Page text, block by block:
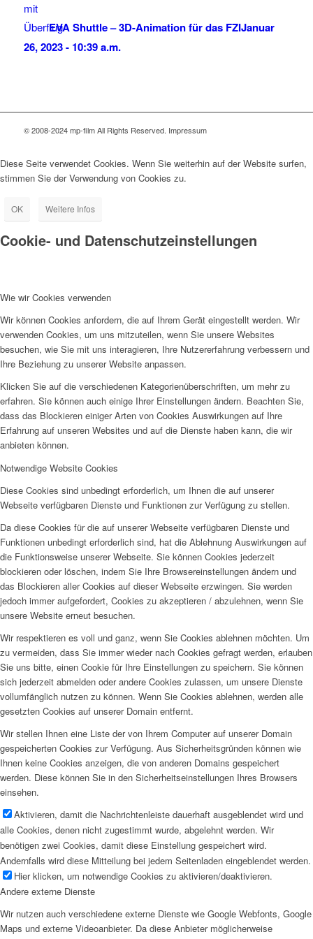
EVA Shuttle – 3D-Animation für das FZIJanuar
26, 2023 - 10:39 a.m.
© 2008-2024 mp-film All Rights Reserved. Impressum
Diese Seite verwendet Cookies. Wenn Sie weiterhin auf der Website surfen,
stimmen Sie der Verwendung von Cookies zu.
OK Weitere Infos
Cookie- und Datenschutzeinstellungen
Wie wir Cookies verwenden
Wir können Cookies anfordern, die auf Ihrem Gerät eingestellt werden. Wir
verwenden Cookies, um uns mitzuteilen, wenn Sie unsere Websites
besuchen, wie Sie mit uns interagieren, Ihre Nutzererfahrung verbessern und
Ihre Beziehung zu unserer Website anpassen.
Klicken Sie auf die verschiedenen Kategorienüberschriften, um mehr zu
erfahren. Sie können auch einige Ihrer Einstellungen ändern. Beachten Sie,
dass das Blockieren einiger Arten von Cookies Auswirkungen auf Ihre
Erfahrung auf unseren Websites und auf die Dienste haben kann, die wir
anbieten können.
Notwendige Website Cookies
Diese Cookies sind unbedingt erforderlich, um Ihnen die auf unserer
Webseite verfügbaren Dienste und Funktionen zur Verfügung zu stellen.
Da diese Cookies für die auf unserer Webseite verfügbaren Dienste und
Funktionen unbedingt erforderlich sind, hat die Ablehnung Auswirkungen auf
die Funktionsweise unserer Webseite. Sie können Cookies jederzeit
blockieren oder löschen, indem Sie Ihre Browsereinstellungen ändern und
das Blockieren aller Cookies auf dieser Webseite erzwingen. Sie werden
jedoch immer aufgefordert, Cookies zu akzeptieren / abzulehnen, wenn Sie
unsere Website erneut besuchen.
Wir respektieren es voll und ganz, wenn Sie Cookies ablehnen möchten. Um
zu vermeiden, dass Sie immer wieder nach Cookies gefragt werden, erlauben
Sie uns bitte, einen Cookie für Ihre Einstellungen zu speichern. Sie können
sich jederzeit abmelden oder andere Cookies zulassen, um unsere Dienste
vollumfänglich nutzen zu können. Wenn Sie Cookies ablehnen, werden alle
gesetzten Cookies auf unserer Domain entfernt.
Wir stellen Ihnen eine Liste der von Ihrem Computer auf unserer Domain
gespeicherten Cookies zur Verfügung. Aus Sicherheitsgründen können wie
Ihnen keine Cookies anzeigen, die von anderen Domains gespeichert
werden. Diese können Sie in den Sicherheitseinstellungen Ihres Browsers
einsehen.
Aktivieren, damit die Nachrichtenleiste dauerhaft ausgeblendet wird und
alle Cookies, denen nicht zugestimmt wurde, abgelehnt werden. Wir
benötigen zwei Cookies, damit diese Einstellung gespeichert wird.
Andernfalls wird diese Mitteilung bei jedem Seitenladen eingeblendet werden.
Hier klicken, um notwendige Cookies zu aktivieren/deaktivieren.
Andere externe Dienste
Wir nutzen auch verschiedene externe Dienste wie Google Webfonts, Google
Maps und externe Videoanbieter. Da diese Anbieter möglicherweise